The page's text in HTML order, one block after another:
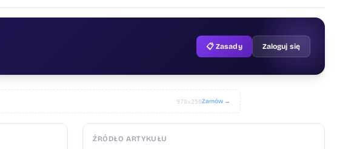
📋 Zasady Zaloguj się
970×250Zamów →
ŹRÓDŁO ARTYKUŁU